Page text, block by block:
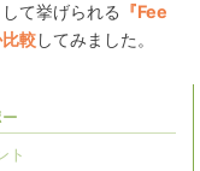
て挙げられる 『Fee
較してみました。